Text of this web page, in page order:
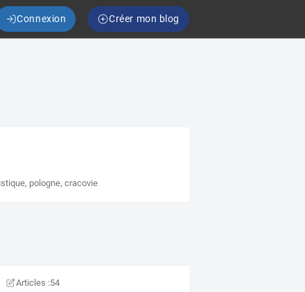
Connexion Créer mon blog
, pologne,cracovie
Articles :54